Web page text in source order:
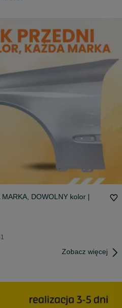
MARKA, DOWOLNY kolor |
Zobacz więcej